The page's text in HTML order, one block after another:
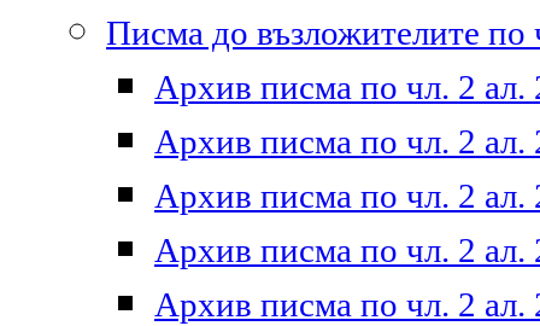
Писма до възложителите по
Архив писма по чл. 2 ал.
Архив писма по чл. 2 ал.
Архив писма по чл. 2 ал.
Архив писма по чл. 2 ал.
Архив писма по чл. 2 ал.